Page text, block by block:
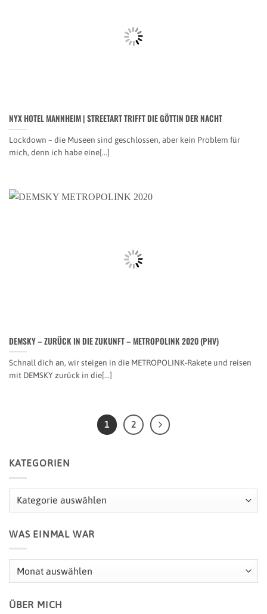
NYX HOTEL MANNHEIM | STREETART TRIFFT DIE GÖTTIN DER NACHT
Lockdown – die Museen sind geschlossen, aber kein Problem für
mich, denn ich habe eine[...]
DEMSKY – ZURÜCK IN DIE ZUKUNFT – METROPOLINK 2020 (PHV)
Schnall dich an, wir steigen in die METROPOLINK-Rakete und reisen
mit DEMSKY zurück in die[...]
1 2
KATEGORIEN
Kategorien
WAS EINMAL WAR
Was
ÜBER MICH